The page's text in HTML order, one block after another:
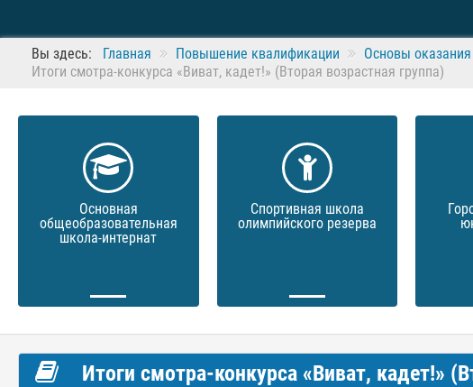
Вы здесь: Главная Повышение квалификации Основы
Итоги смотра-конкурса «Виват, кадет!» (Вторая возрастная группа)
Основная
общеобразовательная
школа-интернат
Спортивная школа
олимпийского резерва
Итоги смотра-конкурса «Виват, кадет!»